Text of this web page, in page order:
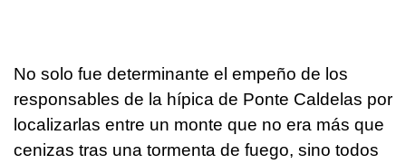
No solo fue determinante el empeño de los
responsables de la hípica de Ponte Caldelas por
localizarlas entre un monte que no era más que
cenizas tras una tormenta de fuego, sino todos